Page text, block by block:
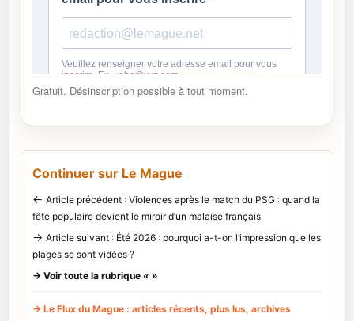
Gratuit. Désinscription possible à tout moment.
Continuer sur Le Mague
← Article précédent : Violences après le match du PSG : quand la
fête populaire devient le miroir d’un malaise français
→ Article suivant : Été 2026 : pourquoi a-t-on l’impression que les
plages se sont vidées ?
→ Voir toute la rubrique « »
→ Le Flux du Mague : articles récents, plus lus, archives